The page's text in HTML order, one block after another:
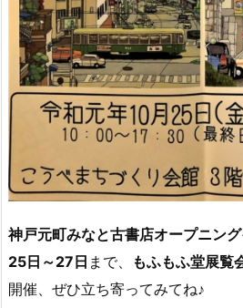
神戸元町みなと古書店オープニン
25日～27日 まで、 もふもふ堂展覧
開催、ぜひ立ち寄ってみてね♪